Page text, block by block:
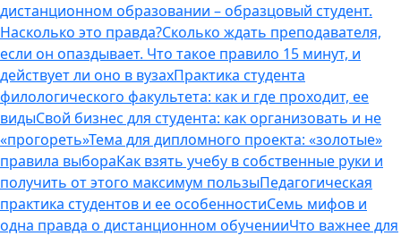
дистанционном образовании – образцовый студент.
Насколько это правда?Сколько ждать преподавателя,
если он опаздывает. Что такое правило 15 минут, и
действует ли оно в вузахПрактика студента
филологического факультета: как и где проходит, ее
видыСвой бизнес для студента: как организовать и не
«прогореть»Тема для дипломного проекта: «золотые»
правила выбораКак взять учебу в собственные руки и
получить от этого максимум пользыПедагогическая
практика студентов и ее особенностиСемь мифов и
одна правда о дистанционном обученииЧто важнее для